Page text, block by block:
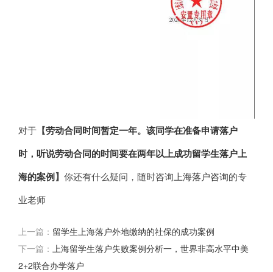
对于 【劳动合同时间暂定一年。该同学在准备申请落户
时，听说劳动合同的时间要在两年以上成功留学生落户上
海的案例】 你还有什么疑问，随时咨询 上海落户咨询的专
业老师
上一篇： 留学生上海落户外地缴纳的社保的成功案例
下一篇： 上海留学生落户失败案例分析一，世界非高水平中美
2+2联合办学落户